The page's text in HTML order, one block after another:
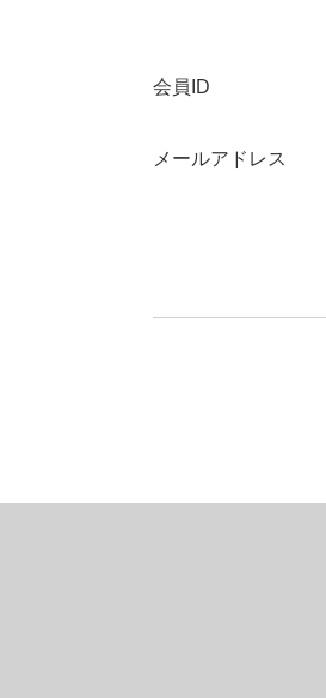
会員ID
メールアドレス